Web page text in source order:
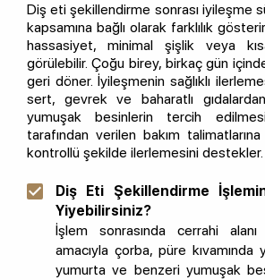
Diş eti şekillendirme sonrası iyileşme
kapsamına bağlı olarak farklılık
hassasiyet, minimal şişlik veya
görülebilir. Çoğu birey, birkaç gün
geri döner. İyileşmenin sağlıklı
sert, gevrek ve baharatlı
yumuşak besinlerin tercih
tarafından verilen bakım
kontrollü şekilde ilerlemesini destekler.
Diş Eti Şekillendirme
Yiyebilirsiniz?
İşlem sonrasında cerrahi
amacıyla çorba, püre
yumurta ve benzeri yumuşak